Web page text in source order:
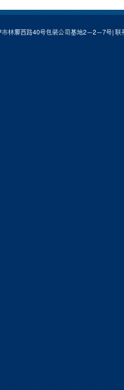
林廓西路40号包装公司基地2－2－7号|